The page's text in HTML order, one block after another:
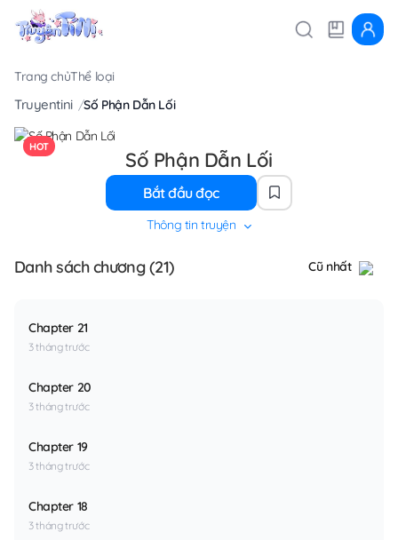
Trang chủThể loại
Truyentini Số Phận Dẫn Lối
HOT
Số Phận Dẫn Lối
Bắt đầu đọc
Thông tin truyện
Danh sách chương (21) Cũ nhất
Chapter 21
3 tháng trước
Chapter 20
3 tháng trước
Chapter 19
3 tháng trước
Chapter 18
3 tháng trước